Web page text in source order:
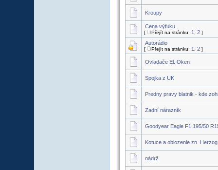
Kroupy
Cena výfuku
[ Přejít na stránku: 1 2 ]
Autorádio
[ Přejít na stránku: 1 2 ]
Ovladače El. Oken
Spojka z UK
Predny pravy blatnik - kde
Zadní nárazník
Goodyear Eagle F1 195/50
Kotuce a oblozenie zn. Herzog
nádrž